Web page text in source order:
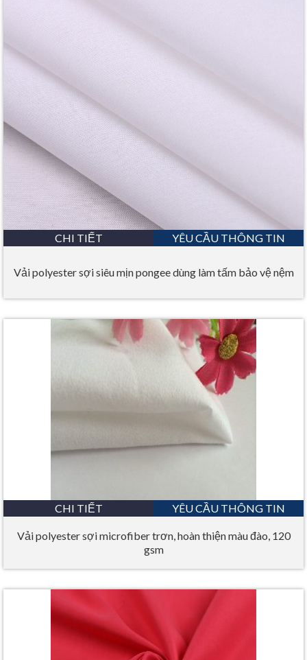
CHI TIẾT YÊU CẦU THÔNG TIN
Vải polyester sợi siêu mịn pongee dùng làm tấm bảo vệ nệm
CHI TIẾT YÊU CẦU THÔNG TIN
Vải polyester sợi microfiber trơn, hoàn thiện màu đào, 120
gsm